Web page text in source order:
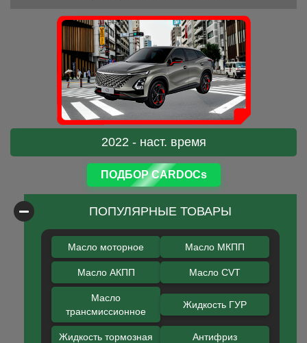
2022 - наст. время
ПОДБОР CARDOCs
ПОПУЛЯРНЫЕ ТОВАРЫ
Масло моторное Масло МКПП
Масло АКПП Масло CVT
Масло
трансмиссионное
Жидкость ГУР
Жидкость тормозная Антифриз